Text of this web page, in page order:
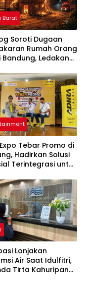
Barat
Soroti Dugaan
Rumah Orang
Bandung, Ledakan
Tebar Promo di
Hadirkan Solusi
Terintegrasi untuk
Lonjakan
Air Saat Idulfitri,
Tirta Kahuripan